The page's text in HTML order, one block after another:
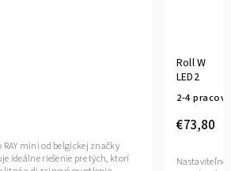
mini od belgickej značky
ideálne riešenie pre tých, ktorí
Roll W
LED2
2-4
€73,80
Nastaviteľné